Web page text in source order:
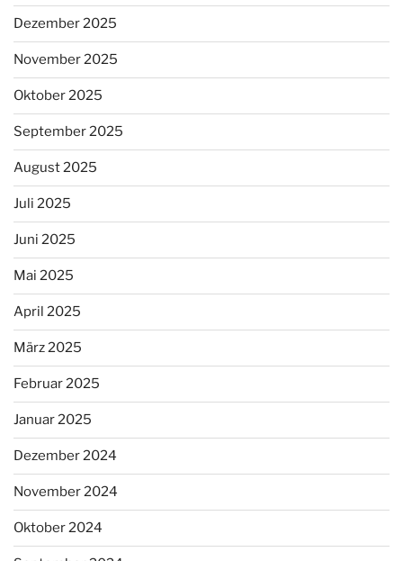
Dezember 2025
November 2025
Oktober 2025
September 2025
August 2025
Juli 2025
Juni 2025
Mai 2025
April 2025
März 2025
Februar 2025
Januar 2025
Dezember 2024
November 2024
Oktober 2024